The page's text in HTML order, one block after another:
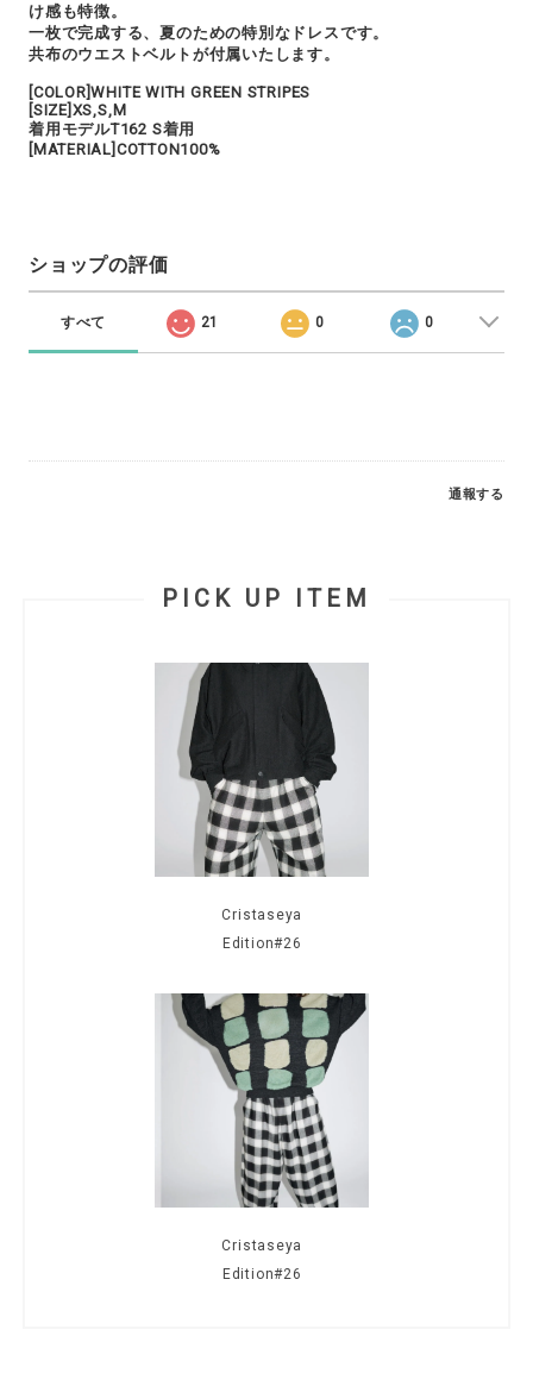
け感も特徴。
一枚で完成する、夏のための特別なドレスです。
共布のウエストベルトが付属いたします。
[COLOR]WHITE WITH GREEN STRIPES
[SIZE]XS,S,M
着用モデルT162 S着用
[MATERIAL]COTTON100%
ショップの評価
すべて 21 0 0
通報する
PICK UP ITEM
Cristaseya
Edition#26
Cristaseya
Edition#26